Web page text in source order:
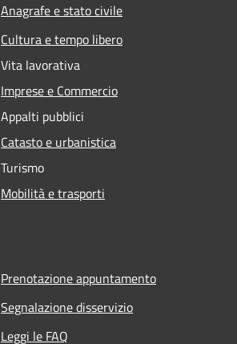
Anagrafe e stato civile
Cultura e tempo libero
Vita lavorativa
Imprese e Commercio
Appalti pubblici
Catasto e urbanistica
Turismo
Mobilità e trasporti
Prenotazione appuntamento
Segnalazione disservizio
Leggi le FAQ